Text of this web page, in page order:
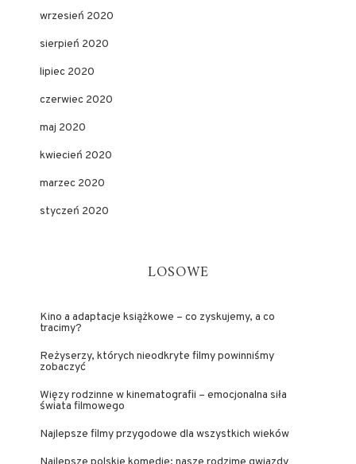
wrzesień 2020
sierpień 2020
lipiec 2020
czerwiec 2020
maj 2020
kwiecień 2020
marzec 2020
styczeń 2020
LOSOWE
Kino a adaptacje książkowe – co zyskujemy, a co
tracimy?
Reżyserzy, których nieodkryte filmy powinniśmy
zobaczyć
Więzy rodzinne w kinematografii – emocjonalna siła
świata filmowego
Najlepsze filmy przygodowe dla wszystkich wieków